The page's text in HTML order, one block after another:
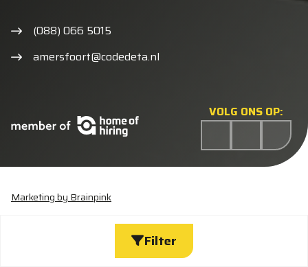
Filter
VOLG ONS OP:
(088) 066 5015
amersfoort@codedeta.nl
Algemene voorwaarden
Privacyverklaring
Marketing by Brainpink